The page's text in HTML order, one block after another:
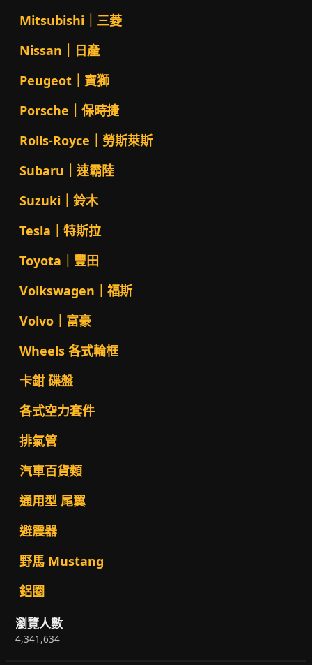
Mitsubishi｜三菱
Nissan｜日產
Peugeot｜寶獅
Porsche｜保時捷
Rolls-Royce｜勞斯萊斯
Subaru｜速霸陸
Suzuki｜鈴木
Tesla｜特斯拉
Toyota｜豐田
Volkswagen｜福斯
Volvo｜富豪
Wheels 各式輪框
卡鉗 碟盤
各式空力套件
排氣管
汽車百貨類
通用型 尾翼
避震器
野馬 Mustang
鋁圈
瀏覽人數
4,341,634